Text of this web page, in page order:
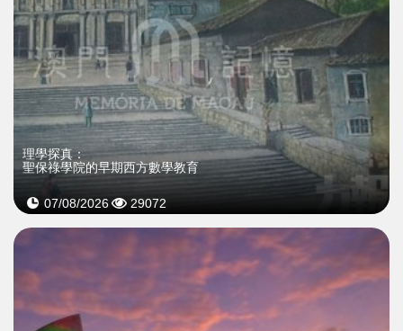
理學探真：
聖保祿學院的早期西方數學教育
07/08/2026 29072